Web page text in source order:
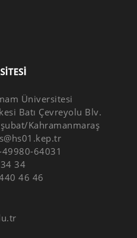
Üniversitesi
Batı Çevreyolu Blv.
Kahramanmaraş
64031
34 34
440 46 46